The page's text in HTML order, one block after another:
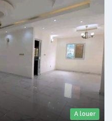
A louer